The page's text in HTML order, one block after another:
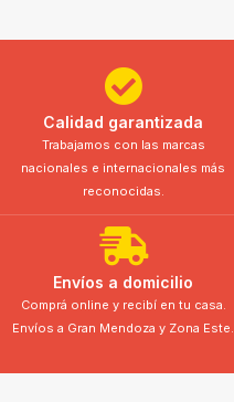
Calidad garantizada
Trabajamos con las marcas
nacionales e internacionales más
reconocidas.
Envíos a domicilio
Comprá online y recibí en tu casa.
Envíos a Gran Mendoza y Zona Este.